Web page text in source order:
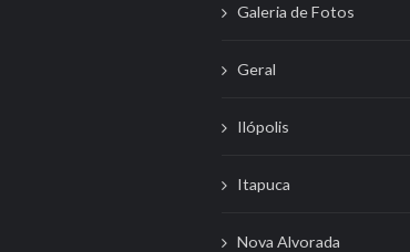
Galeria de Fotos
Geral
Ilópolis
Itapuca
Nova Alvorada